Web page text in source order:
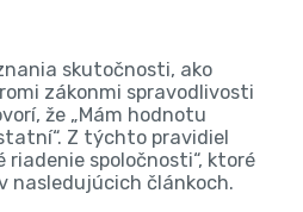
skutočnosti, ako
zákonmi spravodlivosti
že „Mám hodnotu
Z týchto pravidiel
riadenie spoločnosti“, ktoré
nasledujúcich článkoch.